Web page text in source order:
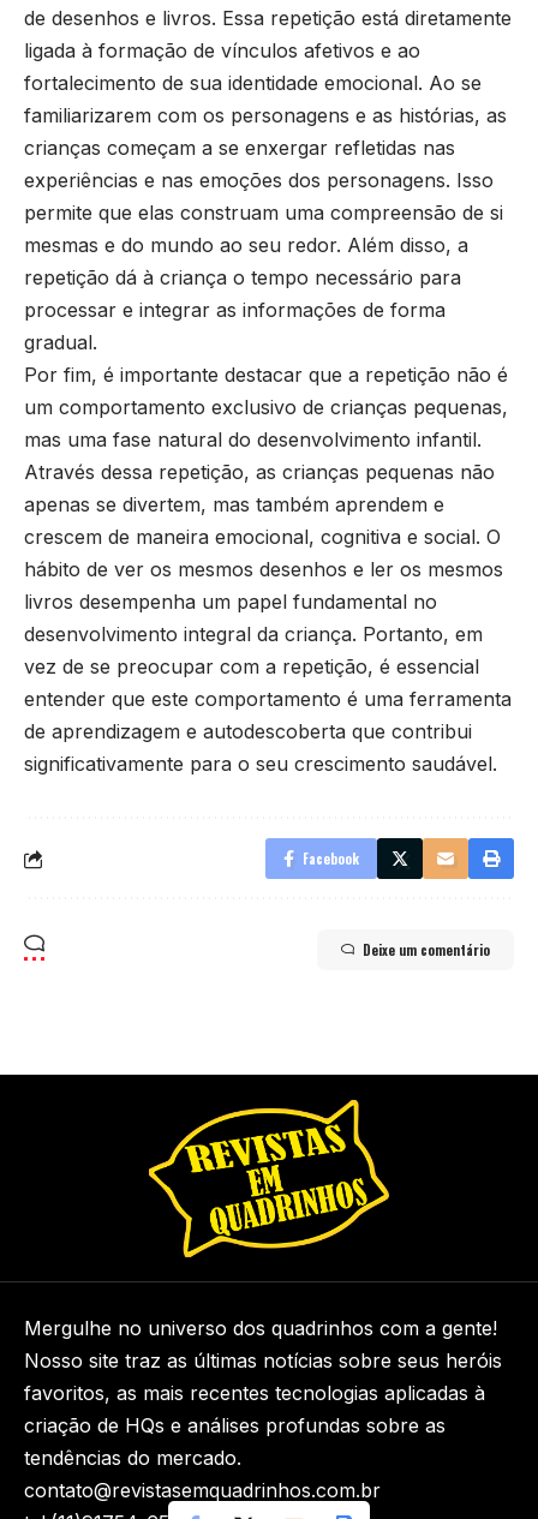
de desenhos e livros. Essa repetição está diretamente
ligada à formação de vínculos afetivos e ao
fortalecimento de sua identidade emocional. Ao se
familiarizarem com os personagens e as histórias, as
crianças começam a se enxergar refletidas nas
experiências e nas emoções dos personagens. Isso
permite que elas construam uma compreensão de si
mesmas e do mundo ao seu redor. Além disso, a
repetição dá à criança o tempo necessário para
processar e integrar as informações de forma
gradual.
Por fim, é importante destacar que a repetição não é
um comportamento exclusivo de crianças pequenas,
mas uma fase natural do desenvolvimento infantil.
Através dessa repetição, as crianças pequenas não
apenas se divertem, mas também aprendem e
crescem de maneira emocional, cognitiva e social. O
hábito de ver os mesmos desenhos e ler os mesmos
livros desempenha um papel fundamental no
desenvolvimento integral da criança. Portanto, em
vez de se preocupar com a repetição, é essencial
entender que este comportamento é uma ferramenta
de aprendizagem e autodescoberta que contribui
significativamente para o seu crescimento saudável.
Facebook
Deixe um comentário
Mergulhe no universo dos quadrinhos com a gente!
Nosso site traz as últimas notícias sobre seus heróis
favoritos, as mais recentes tecnologias aplicadas à
criação de HQs e análises profundas sobre as
tendências do mercado.
contato@revistasemquadrinhos.com.br